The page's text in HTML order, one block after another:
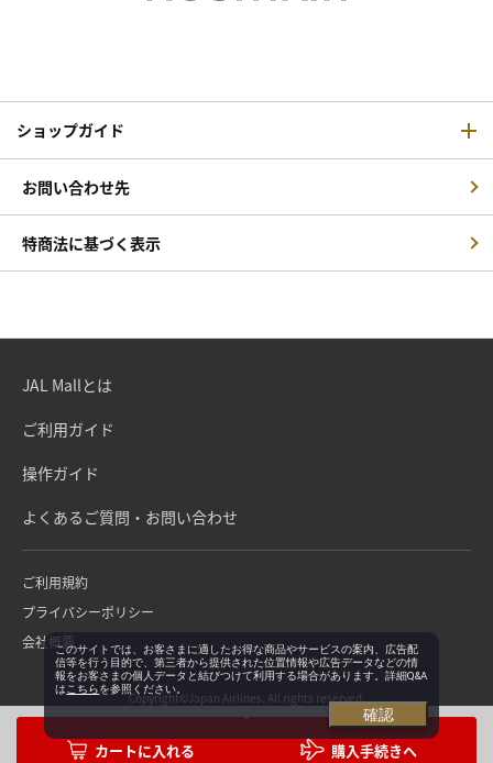
購入手続きへ
ショップガイド
お問い合わせ先
特商法に基づく表示
JAL Mallとは
ご利用ガイド
操作ガイド
よくあるご質問・お問い合わせ
ご利用規約
プライバシーポリシー
会社概要
Copyright©Japan Airlines. All rights reserved.
このサイトでは、お客さまに適したお得な商品やサービスの案内、広告配
信等を行う目的で、第三者から提供された位置情報や広告データなどの情
報をお客さまの個人データと結びつけて利用する場合があります。詳細Q&A
は こちらを参照ください。
確認